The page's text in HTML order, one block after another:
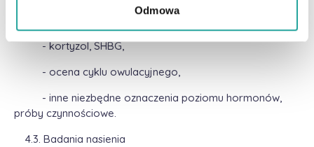
Odmowa
- kortyzol, SHBG,
- ocena cyklu owulacyjnego,
- inne niezbędne oznaczenia poziomu hormonów,
próby czynnościowe.
4.3. Badania nasienia